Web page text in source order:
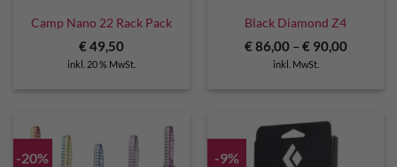
Camp Nano 22 Rack Pack
€49,50
inkl. 20 % MwSt.
Black Diamond Z4
€86,00– €90,00
inkl. MwSt.
-20% -9%